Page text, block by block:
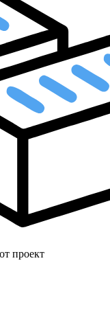
проект